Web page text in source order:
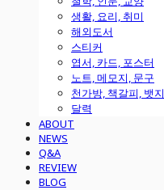
생활, 요리, 취미
해외도서
스티커
엽서, 카드, 포스터
노트, 메모지, 문구
천가방, 책갈피, 뱃지
달력
ABOUT
NEWS
Q&A
REVIEW
BLOG